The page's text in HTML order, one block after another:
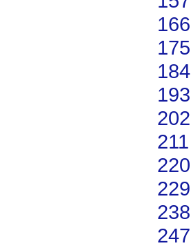
166
175
184
193
202
211
220
229
238
247